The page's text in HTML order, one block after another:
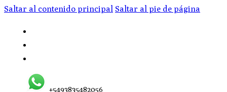
Saltar al contenido principal Saltar al pie de página
+5493835482056